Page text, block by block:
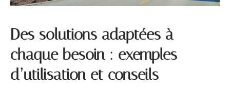
Des solutions adaptées à
chaque besoin : exemples
d’utilisation et conseils